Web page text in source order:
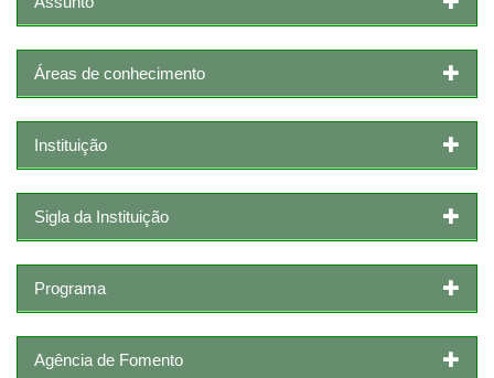
Áreas de conhecimento
Instituição
Sigla da Instituição
Programa
Agência de Fomento